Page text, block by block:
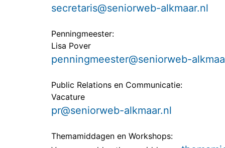
secretaris@seniorweb-alkmaar.nl
Penningmeester:
Lisa Pover
penningmeester@seniorweb-
Public Relations en Communicatie:
Vacature
pr@seniorweb-alkmaar.nl
Themamiddagen en Workshops: